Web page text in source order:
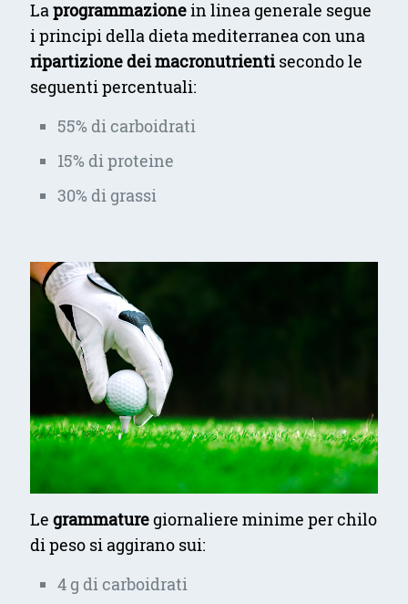
Laprogrammazionein linea generale segue
i principi della dieta mediterranea con una
ripartizione dei macronutrientisecondo le
seguenti percentuali:
55% di carboidrati
15% di proteine
30% di grassi
Le grammaturegiornaliere minime per chilo
di peso si aggirano sui:
4 g di carboidrati